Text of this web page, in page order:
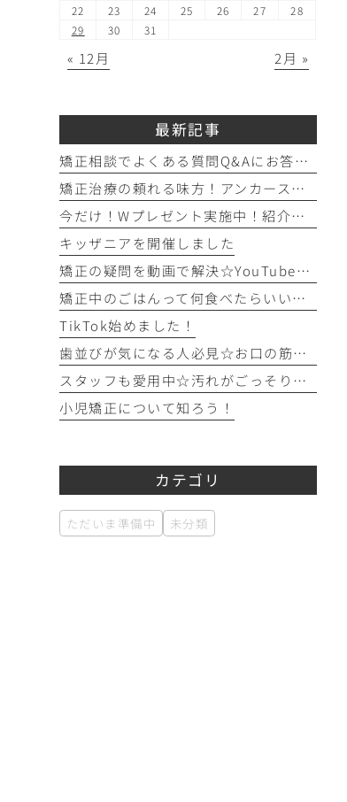
22
23 24 25 26 27
28
29
30 31
« 12月 2月 »
最新記事
矯正相談でよくある質問Q&Aにお答えします！！！
矯正治療の頼れる味方！アンカースクリュー（ISA）ってどんなもの？
今だけ！Wプレゼント実施中！紹介キャンペーン開催♪
キッザニアを開催しました
矯正の疑問を動画で解決☆YouTubeチャンネルのご紹介！
矯正中のごはんって何食べたらいいの？を徹底解説！
TikTok始めました！
歯並びが気になる人必見☆お口の筋トレを始めてみよう！
スタッフも愛用中☆汚れがごっそり取れるフロアフロス！
小児矯正について知ろう！
カテゴリ
ただいま準備中 未分類